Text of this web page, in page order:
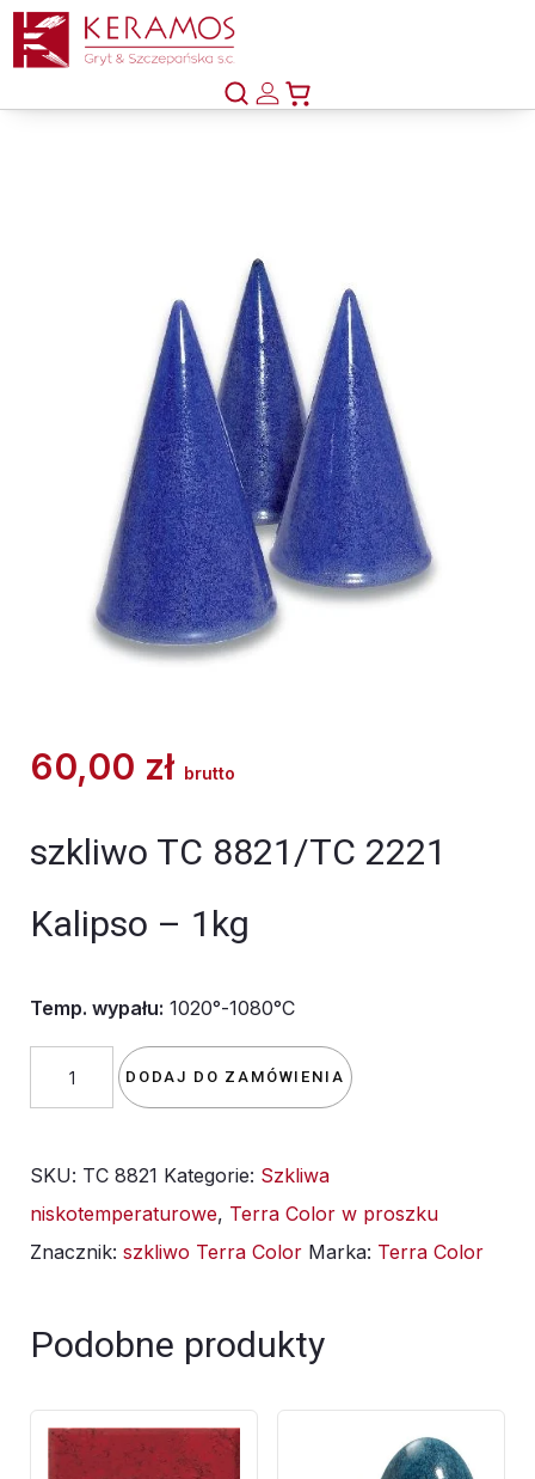
60,00 zł brutto
szkliwo TC 8821/TC 2221
Kalipso – 1kg
Temp. wypału: 1020°-1080°C
szkliwo
8821/TC
2221
Kalipso
1kg
DODAJ DO ZAMÓWIENIA
SKU: TC 8821 Kategorie: Szkliwa
niskotemperaturowe, Terra Color w proszku
Znacznik: szkliwo Terra Color Marka: Terra Color
Podobne produkty